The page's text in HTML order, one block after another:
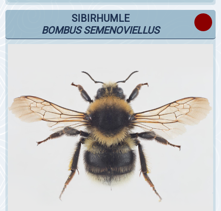
SIBIRHUMLE
BOMBUS SEMENOVIELLUS